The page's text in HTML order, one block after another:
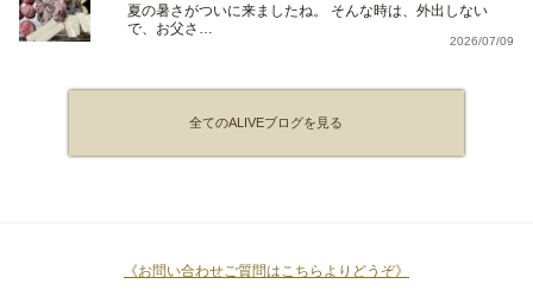
夏の暑さがついに来ましたね。 そんな時は、外出しない
で、お父さ…
2026/07/09
全てのALIVEブログを見る
《お問い合わせご質問はこちらよりどうぞ》